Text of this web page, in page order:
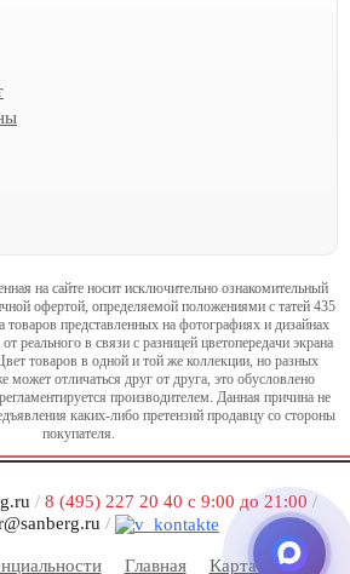
на сайте носит исключительно ознакомительный
офертой, определяемой положениями с татей 435
представленных на фотографиях и дизайнах
реального в связи с разницей цветопередачи экрана
товаров в одной и той же коллекции, но разных
может отличаться друг от друга, это обусловлено
производителем. Данная причина не
каких-либо претензий продавцу со стороны
покупателя.
/ 8 (495) 227 20 40 с 9:00 до 21:00 /
/
Главная Карта сайта